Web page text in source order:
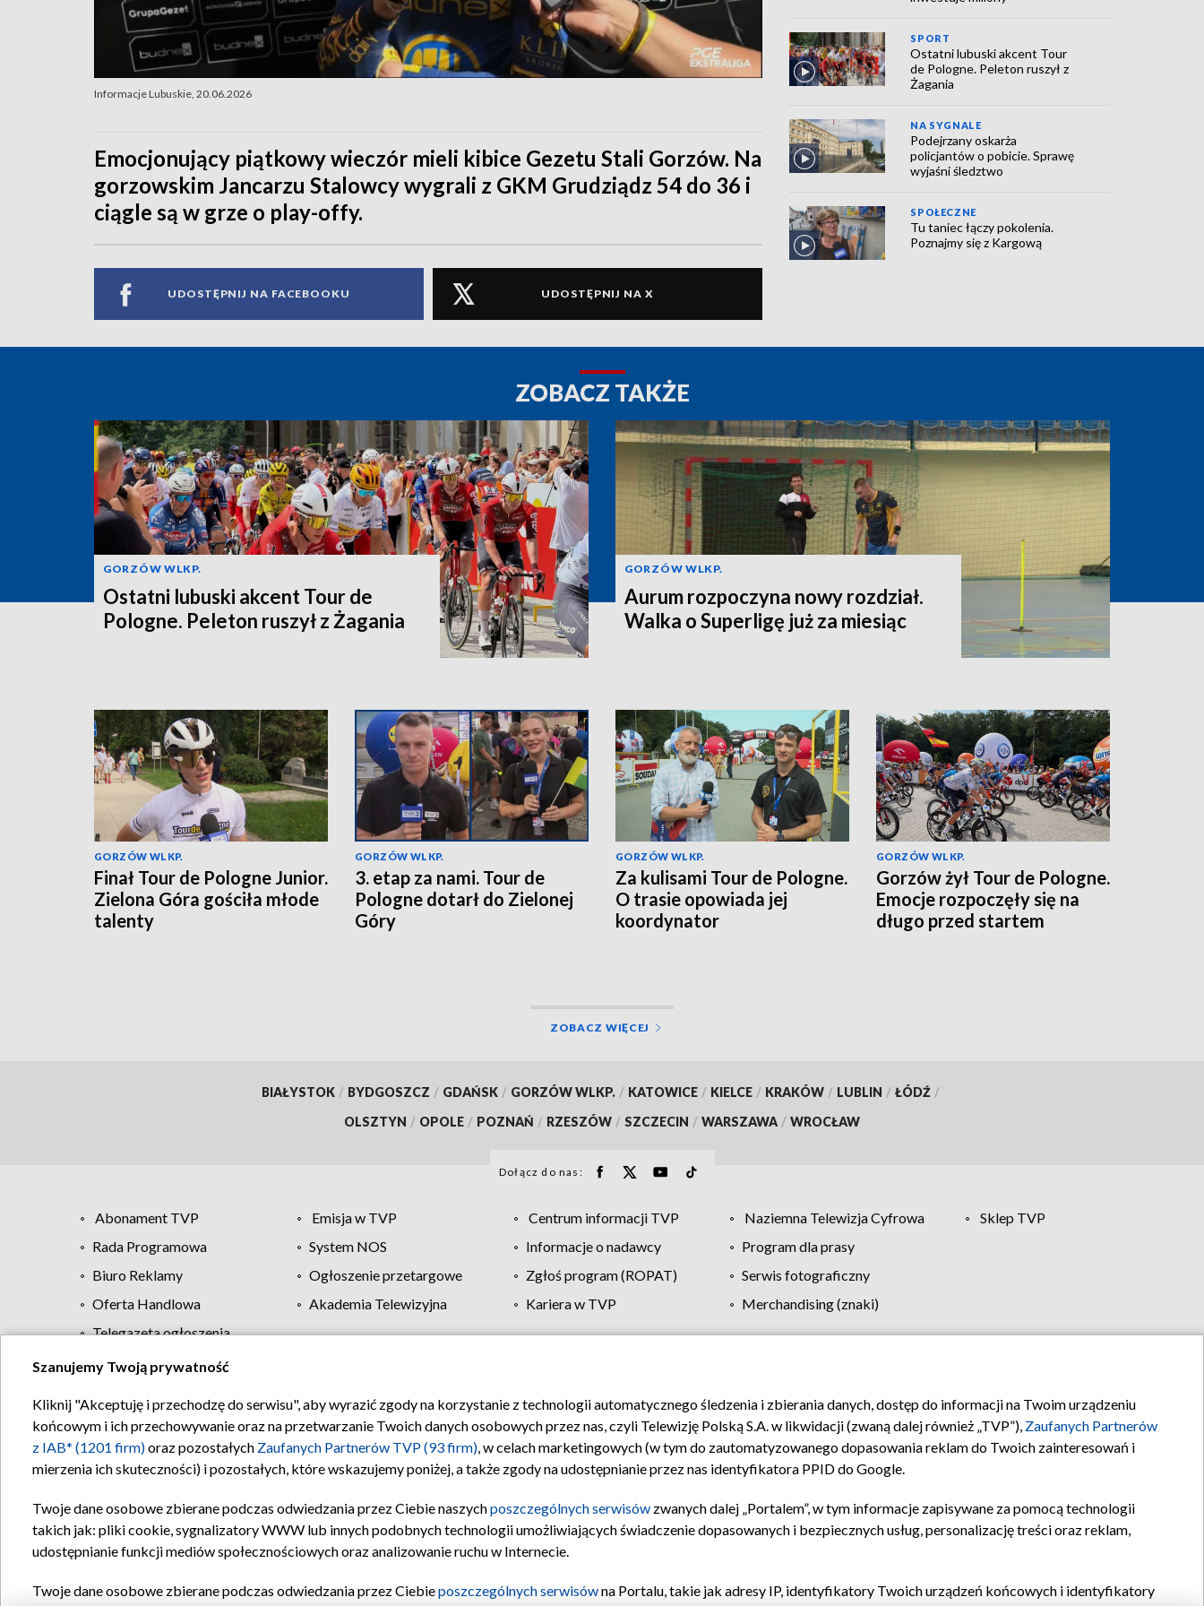
Informacje Lubuskie, 20.06.2026
Emocjonujący piątkowy wieczór mieli kibice Gezetu Stali Gorzów. Na
gorzowskim Jancarzu Stalowcy wygrali z GKM Grudziądz 54 do 36 i
ciągle są w grze o play-offy.
UDOSTĘPNIJ NA FACEBOOKU UDOSTĘPNIJ NA X
SPORT
Ostatni lubuski akcent Tour
de Pologne. Peleton ruszył z
Żagania
NA SYGNALE
Podejrzany oskarża
policjantów o pobicie. Sprawę
wyjaśni śledztwo
SPOŁECZNE
Tu taniec łączy pokolenia.
Poznajmy się z Kargową
ZOBACZ TAKŻE
GORZÓW WLKP.
Ostatni lubuski akcent Tour de
Pologne. Peleton ruszył z Żagania
GORZÓW WLKP.
Aurum rozpoczyna nowy rozdział.
Walka o Superligę już za miesiąc
GORZÓW WLKP.
Finał Tour de Pologne Junior.
Zielona Góra gościła młode
talenty
GORZÓW WLKP.
3. etap za nami. Tour de
Pologne dotarł do Zielonej
Góry
GORZÓW WLKP.
Za kulisami Tour de Pologne.
O trasie opowiada jej
koordynator
GORZÓW WLKP.
Gorzów żył Tour de Pologne.
Emocje rozpoczęły się na
długo przed startem
ZOBACZ WIĘCEJ
BIAŁYSTOK / BYDGOSZCZ / GDAŃSK / GORZÓW WLKP. / KATOWICE / KIELCE / KRAKÓW / LUBLIN / ŁÓDŹ /
OLSZTYN / OPOLE / POZNAŃ / RZESZÓW / SZCZECIN / WARSZAWA / WROCŁAW
Dołącz do nas:
Abonament TVP Emisja w TVP Centrum informacji TVP Naziemna Telewizja Cyfrowa
Sklep TVP
Rada Programowa
System NOS Informacje o nadawcy
Program dla prasy
Biuro Reklamy
Ogłoszenie przetargowe Zgłoś program (ROPAT)
Serwis fotograficzny
Oferta Handlowa
Akademia Telewizyjna Kariera w TVP
Merchandising (znaki)
Telegazeta ogłoszenia
Regulamin TVP Polityka prywatności Moje zgody Pomoc Biuro reklamy Kontakt
Szanujemy Twoją prywatność
Kliknij "Akceptuję i przechodzę do serwisu", aby wyrazić zgody na korzystanie z technologii automatycznego śledzenia i zbierania danych, dostęp do informacji na Twoim urządzeniu
końcowym i ich przechowywanie oraz na przetwarzanie Twoich danych osobowych przez nas, czyli Telewizję Polską S.A. w likwidacji (zwaną dalej również „TVP”), Zaufanych Partnerów
z IAB* (1201 firm)oraz pozostałych Zaufanych Partnerów TVP (93 firm), w celach marketingowych (w tym do zautomatyzowanego dopasowania reklam do Twoich zainteresowań i
mierzenia ich skuteczności) i pozostałych, które wskazujemy poniżej, a także zgody na udostępnianie przez nas identyfikatora PPID do Google.
Twoje dane osobowe zbierane podczas odwiedzania przez Ciebie naszychposzczególnych serwisów zwanych dalej „Portalem”, w tym informacje zapisywane za pomocą technologii
takich jak: pliki cookie, sygnalizatory WWW lub innych podobnych technologii umożliwiających świadczenie dopasowanych i bezpiecznych usług, personalizację treści oraz reklam,
udostępnianie funkcji mediów społecznościowych oraz analizowanie ruchu w Internecie.
Twoje dane osobowe zbierane podczas odwiedzania przez Ciebieposzczególnych serwisówna Portalu, takie jak adresy IP, identyfikatory Twoich urządzeń końcowych i identyfikatory